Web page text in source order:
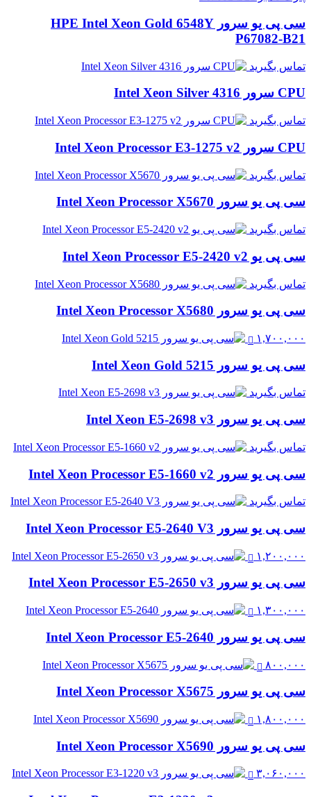
سی پی یو سرور HPE Intel Xeon Gold 6548Y
P67082-B21
تماس بگیرید
CPU سرور Intel Xeon Silver 4316
تماس بگیرید
CPU سرور Intel Xeon Processor E3-1275 v2
تماس بگیرید
سی پی یو سرور Intel Xeon Processor X5670
تماس بگیرید
سی پی یو Intel Xeon Processor E5-2420 v2
تماس بگیرید
سی پی یو سرور Intel Xeon Processor X5680
۱,۷۰۰,۰۰۰
سی پی یو سرور Intel Xeon Gold 5215
تماس بگیرید
سی پی یو سرور Intel Xeon E5-2698 v3
تماس بگیرید
سی پی یو سرور Intel Xeon Processor E5-1660 v2
تماس بگیرید
سی پی یو سرور Intel Xeon Processor E5-2640 V3
۱,۲۰۰,۰۰۰
سی پی یو سرور Intel Xeon Processor E5-2650 v3
۱,۳۰۰,۰۰۰
سی پی یو سرور Intel Xeon Processor E5-2640
۸۰۰,۰۰۰
سی پی یو سرور Intel Xeon Processor X5675
۱,۸۰۰,۰۰۰
سی پی یو سرور Intel Xeon Processor X5690
۳,۰۶۰,۰۰۰